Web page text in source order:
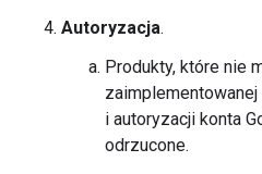
Autoryzacja.
Produkty, które nie
i autoryzacji konta
odrzucone.